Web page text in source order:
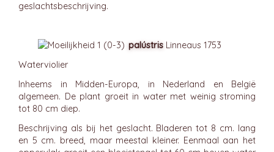
geslachtsbeschrijving.
palústris Linneaus 1753
Waterviolier
Inheems in Midden-Europa, in Nederland en België
algemeen. De plant groeit in water met weinig stroming
tot 80 cm diep.
Beschrijving als bij het geslacht. Bladeren tot 8 cm. lang
en 5 cm. breed, maar meestal kleiner. Eenmaal aan het